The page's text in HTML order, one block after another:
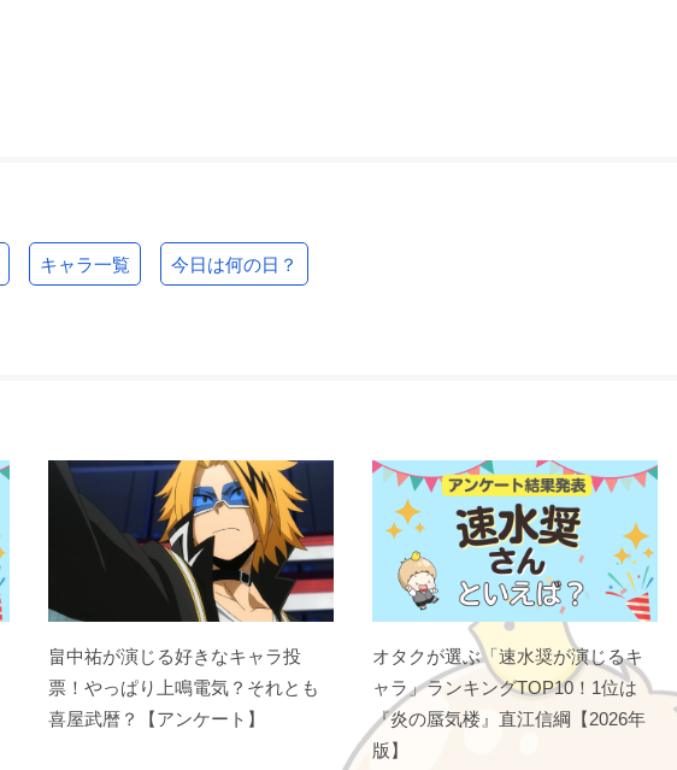
キャラ一覧 今日は何の日？
畠中祐が演じる好きなキャラ投
票！やっぱり上鳴電気？それとも
喜屋武暦？【アンケート】
オタクが選ぶ「速水奨が演じるキ
ャラ」ランキングTOP10！1位は
『炎の蜃気楼』直江信綱【2026年
版】